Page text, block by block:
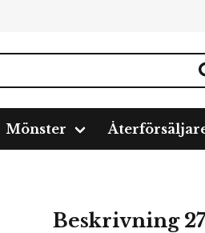
Mönster
Beskrivning